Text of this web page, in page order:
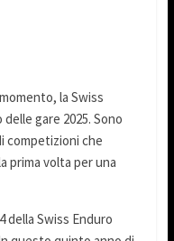
la Swiss
gare 2025. Sono
competizioni che
prima volta per una
della Swiss Enduro